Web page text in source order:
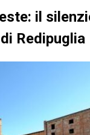
il
Redipuglia